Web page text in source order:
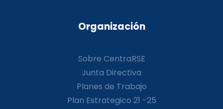
Organización
Sobre CentraRSE
Junta Directiva
Planes de Trabajo
Plan Estrategico 21 -25